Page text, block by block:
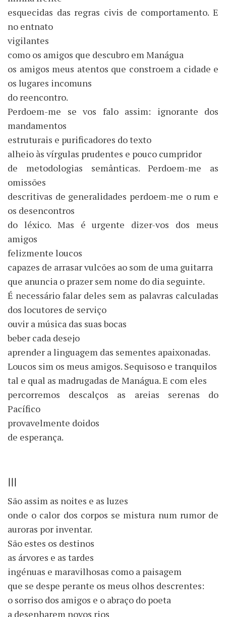
esquecidas das regras civis de comportamento. E
no entnato
vigilantes
como os amigos que descubro em Manágua
os amigos meus atentos que constroem a cidade e
os lugares incomuns
do reencontro.
Perdoem-me se vos falo assim: ignorante dos
mandamentos
estruturais e purificadores do texto
alheio às vírgulas prudentes e pouco cumpridor
de metodologias semânticas. Perdoem-me as
omissões
descritivas de generalidades perdoem-me o rum e
os desencontros
do léxico. Mas é urgente dizer-vos dos meus
amigos
felizmente loucos
capazes de arrasar vulcões ao som de uma guitarra
que anuncia o prazer sem nome do dia seguinte.
É necessário falar deles sem as palavras calculadas
dos locutores de serviço
ouvir a música das suas bocas
beber cada desejo
aprender a linguagem das sementes apaixonadas.
Loucos sim os meus amigos. Sequisoso e tranquilos
tal e qual as madrugadas de Manágua. E com eles
percorremos descalços as areias serenas do
Pacífico
provavelmente doidos
de esperança.
III
São assim as noites e as luzes
onde o calor dos corpos se mistura num rumor de
auroras por inventar.
São estes os destinos
as árvores e as tardes
ingénuas e maravilhosas como a paisagem
que se despe perante os meus olhos descrentes:
o sorriso dos amigos e o abraço do poeta
a desenharem novos rios